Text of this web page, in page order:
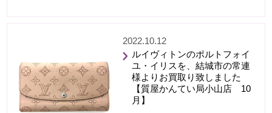
2022.10.12
ルイヴィトンのポルトフォイ
ユ・イリスを、結城市の常連
様よりお買取り致しました
【質屋かんてい局小山店 10
月】